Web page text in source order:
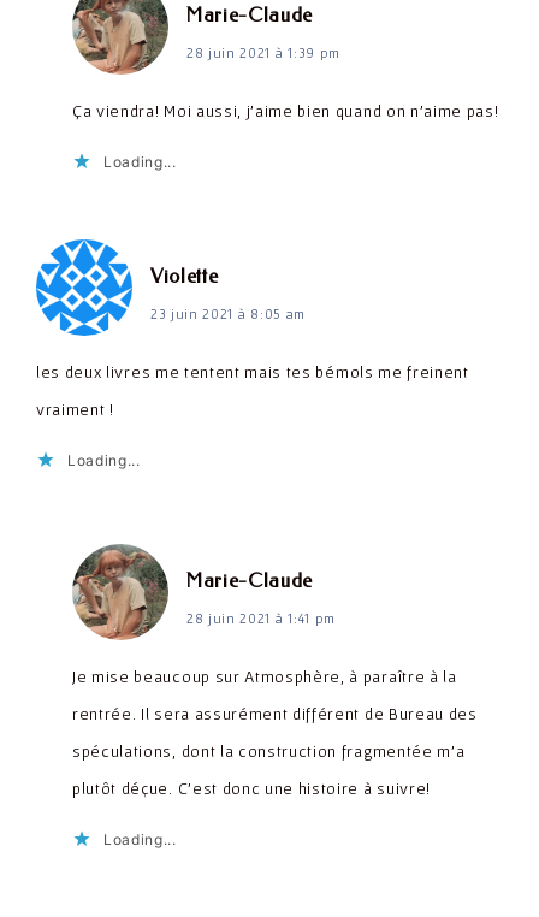
Marie-Claudedit :
28 juin 2021 à 1:39 pm
Ça viendra! Moi aussi, j’aime bien quand on n’aime pas!
Loading...
Violettedit :
23 juin 2021 à 8:05 am
les deux livres me tentent mais tes bémols me freinent
vraiment !
Loading...
Marie-Claudedit :
28 juin 2021 à 1:41 pm
Je mise beaucoup sur Atmosphère, à paraître à la
rentrée. Il sera assurément différent de Bureau des
spéculations, dont la construction fragmentée m’a
plutôt déçue. C’est donc une histoire à suivre!
Loading...